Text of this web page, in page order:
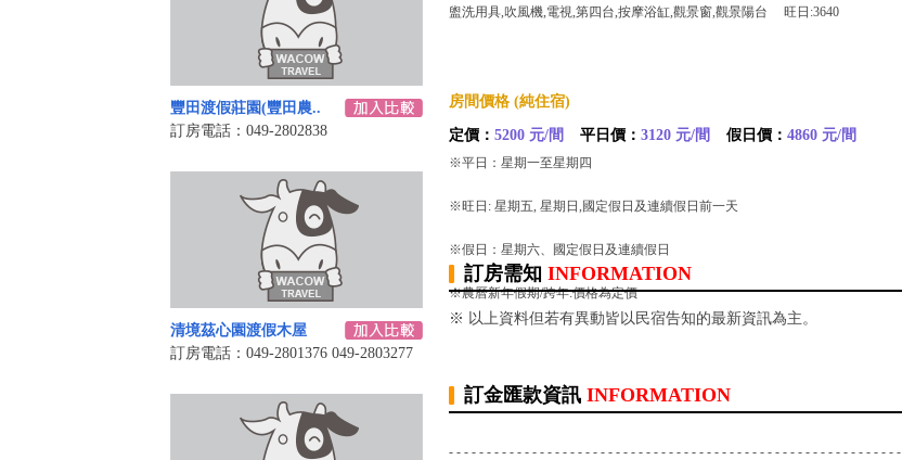
豐田渡假莊園(豐田農..
訂房電話：049-2802838
清境茲心園渡假木屋
訂房電話：049-2801376 049-2803277
盥洗用具,吹風機,電視,第四台,按摩浴缸,觀景窗,觀景陽台 旺日:3640
房間價格 (純住宿)
定價： 5200 元/間 平日價： 3120 元/間 假日價： 4860 元/間
※平日：星期一至星期四
※旺日: 星期五, 星期日,國定假日及連續假日前一天
※假日：星期六、國定假日及連續假日
※農曆新年假期/跨年:價格為定價
訂房需知 INFORMATION
※ 以上資料但若有異動皆以民宿告知的最新資訊為主。
訂金匯款資訊 INFORMATION
- - - - - - - - - - - - - - - - - - - - - - - - - - - - - - - - - - - - - - - - - - - - - - - - - - - - - - - - - - - -